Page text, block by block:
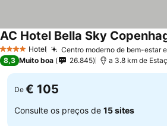
4 EstrelasHotel Centro moderno de bem-estar
AC Hotel Bella Sky
8,3 Muito boa 26.845 a 3.8 km de
De € 105
Consulte os preços de 15 sites